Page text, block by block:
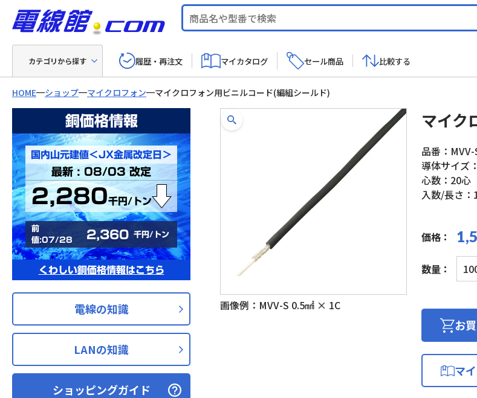
カテゴリから探す 履歴・再注文 マイカタログ セール商品 比較する
HOME ショップ マイクロフォン マイクロフォン用ビニルコード(編組シールド)
銅価格情報
国内山元建値＜JX金属改定日＞
最新 : 08/03 改定
2,280千円/トン
前
値:07/28
2,360 千円/トン
くわしい銅価格情報はこちら
電線の知識
LANの知識
ショッピングガイド
画像例：MVV-S 0.5㎟ × 1C
マイク
品番：
導体サイズ
心数：20心
入数/長さ：
価格：
数量：
マ
イ
ロ
お
マ